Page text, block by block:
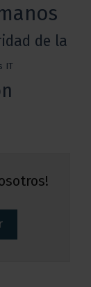
de la
IT